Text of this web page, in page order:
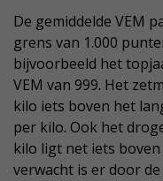
De gemiddelde VEM
grens van 1.000
bijvoorbeeld het
VEM van 999. Het
kilo iets boven het
per kilo. Ook het
kilo ligt net iets
verwacht is er door